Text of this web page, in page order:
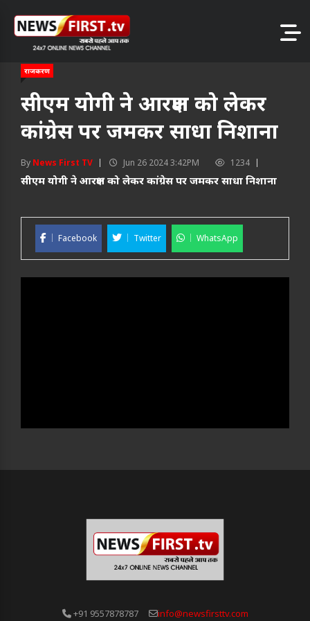
राजकरण
सीएम योगी ने आरक्षण को लेकर
कांग्रेस पर जमकर साधा निशाना
By News First TV Jun 26 2024 3:42PM 1234
सीएम योगी ने आरक्षण को लेकर कांग्रेस पर जमकर साधा निशाना
Facebook Twitter WhatsApp
+91 9557878787 info@newsfirsttv.com